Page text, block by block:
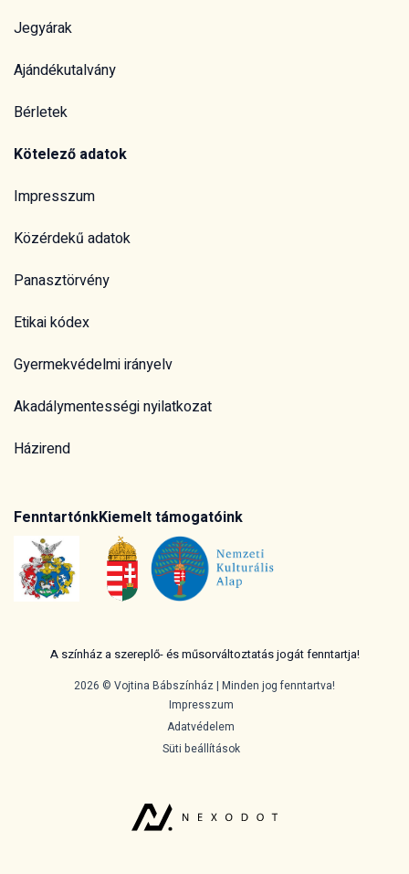
Jegyárak
Ajándékutalvány
Bérletek
Kötelező adatok
Impresszum
Közérdekű adatok
Panasztörvény
Etikai kódex
Gyermekvédelmi irányelv
Akadálymentességi nyilatkozat
Házirend
FenntartónkKiemelt támogatóink
A színház a szereplő- és műsorváltoztatás jogát fenntartja!
2026 © Vojtina Bábszínház | Minden jog fenntartva!
Impresszum
Adatvédelem
Süti beállítások